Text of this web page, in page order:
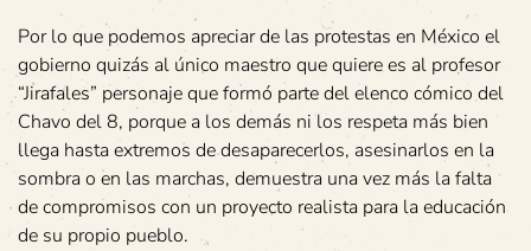
Por lo que podemos apreciar de las protestas en México el
gobierno quizás al único maestro que quiere es al profesor
“Jirafales” personaje que formó parte del elenco cómico del
Chavo del 8, porque a los demás ni los respeta más bien
llega hasta extremos de desaparecerlos, asesinarlos en la
sombra o en las marchas, demuestra una vez más la falta
de compromisos con un proyecto realista para la educación
de su propio pueblo.